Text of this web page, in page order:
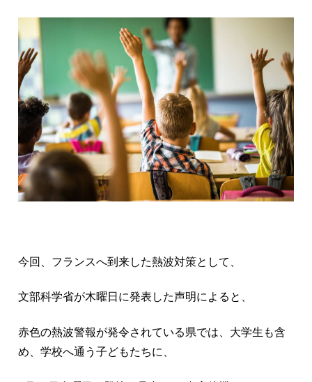
今回、フランスへ到来した熱波対策として、
文部科学省が木曜日に発表した声明によると、
赤色の熱波警報が発令されている県では、大学生も含
め、学校へ通う子どもたちに、